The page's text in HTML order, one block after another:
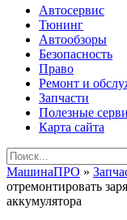
Автосервис
Тюнинг
Автообзоры
Безопасность
Право
Ремонт и
Запчасти
Полезные
Карта сайта
МашинаПРО »
отремонтировать
аккумулятора